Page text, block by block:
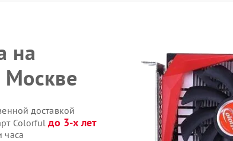
на
Москве
доставкой
Colorfulдо 3-х лет
часа